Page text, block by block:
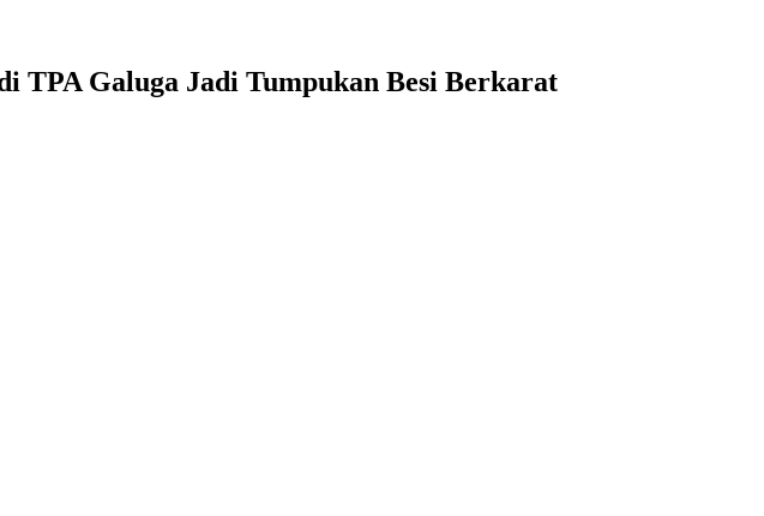
Galuga Jadi Tumpukan Besi Berkarat